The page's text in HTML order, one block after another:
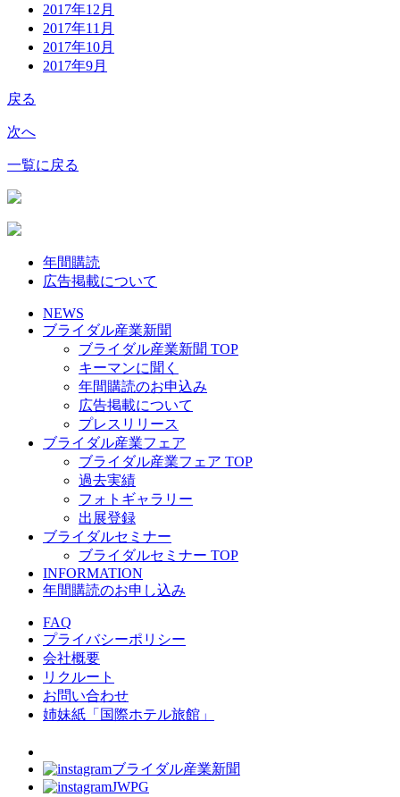
2017年12月
2017年11月
2017年10月
2017年9月
戻る
次へ
一覧に戻る
年間購読
広告掲載について
NEWS
ブライダル産業新聞
ブライダル産業新聞 TOP
キーマンに聞く
年間購読のお申込み
広告掲載について
プレスリリース
ブライダル産業フェア
ブライダル産業フェア TOP
過去実績
フォトギャラリー
出展登録
ブライダルセミナー
ブライダルセミナー TOP
INFORMATION
年間購読のお申し込み
FAQ
プライバシーポリシー
会社概要
リクルート
お問い合わせ
姉妹紙「国際ホテル旅館」
ブライダル産業新聞
JWPG